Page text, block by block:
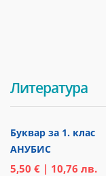
Литература
Буквар за 1. клас
АНУБИС
5,50 € | 10,76 лв.